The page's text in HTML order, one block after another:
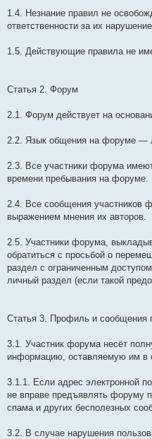
1.4. Незнание правил не
ответственности за их
1.5. Действующие правила не
Статья 2. Форум
2.1. Форум действует на
2.2. Язык общения на форуме —
2.3. Все участники форума
времени пребывания на форуме.
2.4. Все сообщения участников
выражением мнения их авторов.
2.5. Участники форума,
обратиться с просьбой о
раздел с ограниченным
личный раздел (если такой
Статья 3. Профиль и сообщения
3.1. Участник форума несёт
информацию, оставляемую им в
3.1.1. Если адрес электронной
не вправе предъявлять форуму
спама и других бесполезных
3.2. В случае нарушения